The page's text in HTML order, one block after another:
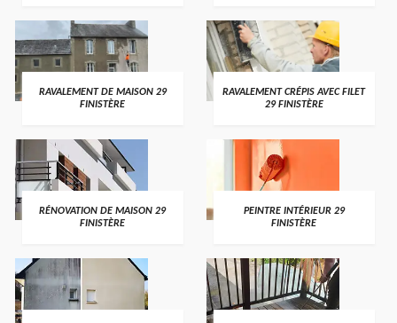
RAVALEMENT DE MAISON 29
FINISTÈRE
RAVALEMENT CRÉPIS AVEC FILET
29 FINISTÈRE
RÉNOVATION DE MAISON 29
FINISTÈRE
PEINTRE INTÉRIEUR 29
FINISTÈRE